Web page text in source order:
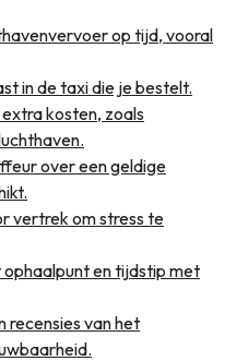
op tijd, vooral
in de taxi die je bestelt.
kosten, zoals
over een geldige
vertrek om stress te
en tijdstip met
recensies van het